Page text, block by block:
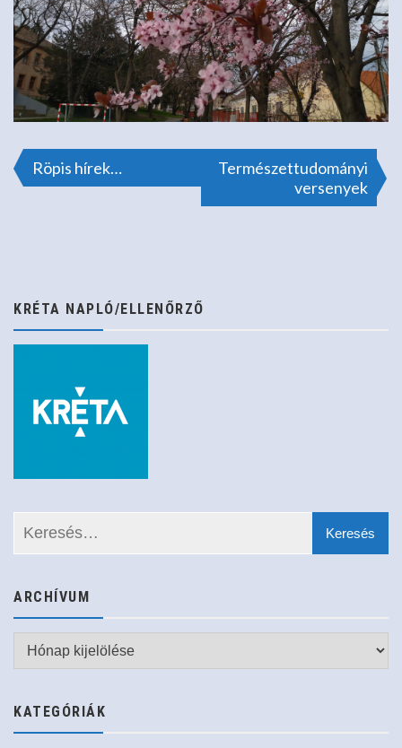
Bejegyzés
Röpis hírek…
Természettudományi
versenyek
KRÉTA NAPLÓ/ELLENŐRZŐ
ARCHÍVUM
Archívum
KATEGÓRIÁK